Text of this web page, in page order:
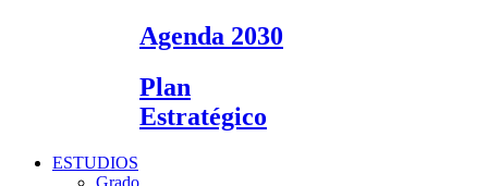
Agenda 2030
Plan
Estratégico
ESTUDIOS
Grado